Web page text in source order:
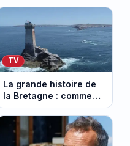
TV
La grande histoire de
la Bretagne : comment
les Bretons ont
défendu leur culture
au fil des décennies